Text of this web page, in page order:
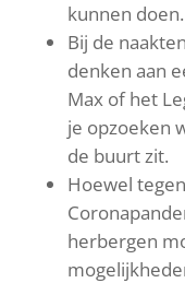
kunnen doen.
Bij de
denken aan
Max of het
je opzoeken
de buurt zit.
Hoewel
herbergen